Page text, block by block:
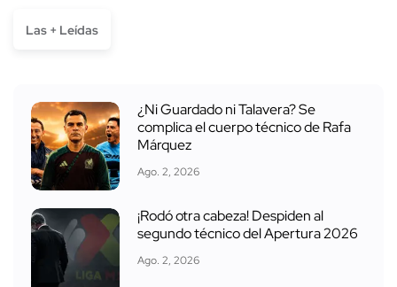
Las + Leídas
¿Ni Guardado ni Talavera? Se
complica el cuerpo técnico de Rafa
Márquez
Ago. 2, 2026
¡Rodó otra cabeza! Despiden al
segundo técnico del Apertura 2026
Ago. 2, 2026